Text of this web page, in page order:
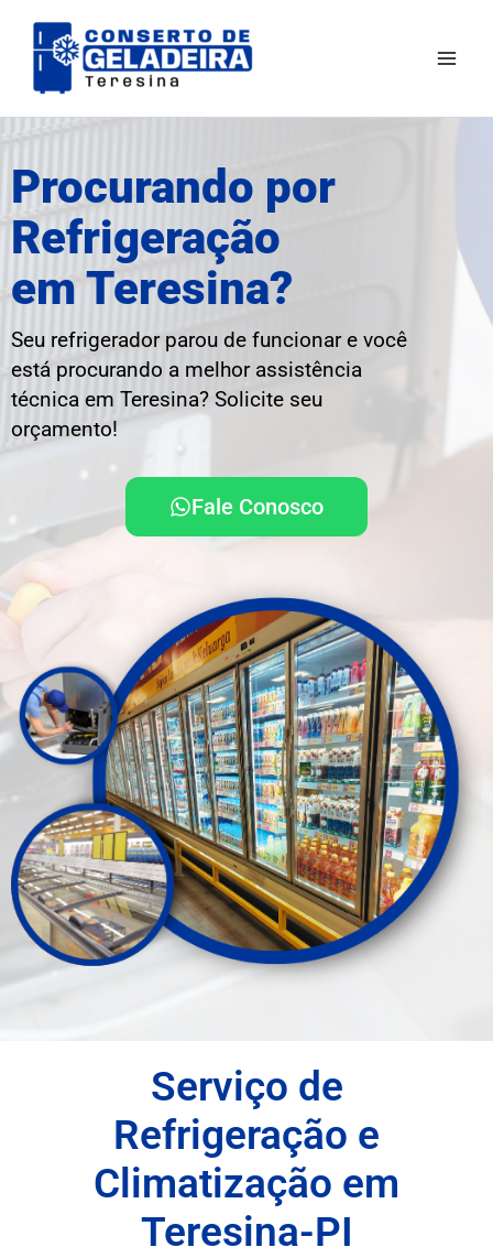
para
Procurando por
Refrigeração
em Teresina?
Seu refrigerador parou de funcionar e você
está procurando a melhor assistência
técnica em Teresina? Solicite seu
orçamento!
Fale Conosco
Serviço de
Refrigeração e
Climatização em
Teresina-PI